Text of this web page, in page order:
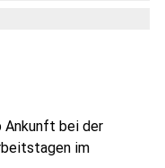
Ankunft bei der
im